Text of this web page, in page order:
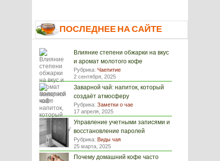
ПОСЛЕДНЕЕ НА САЙТЕ
Влияние степени обжарки на вкус
и аромат молотого кофе
Рубрика: Чаепитие
2 сентября, 2025
Заварной чай: напиток, который
создаёт атмосферу
Рубрика: Заметки о чае
17 апреля, 2025
Управление учетными записями и
восстановление паролей
Рубрика: Виды чая
25 марта, 2025
Почему домашний кофе часто